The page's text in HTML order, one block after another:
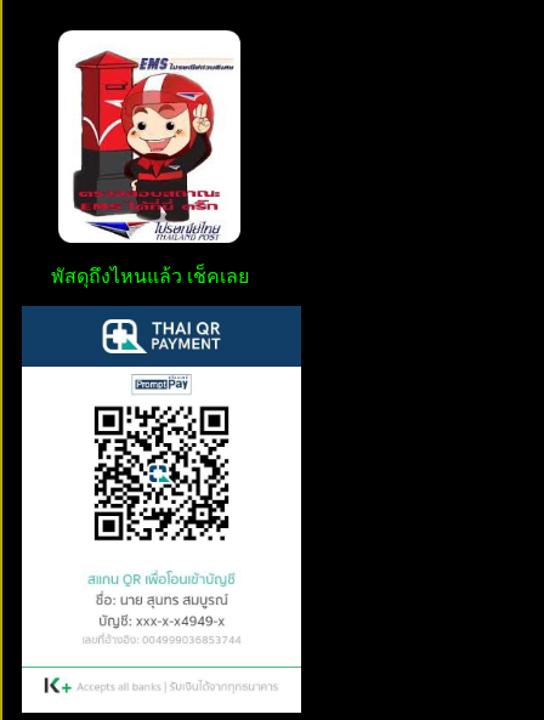
พัสดุถึงไหนแล้ว เช็คเลย